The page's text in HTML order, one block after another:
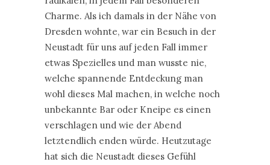
Charme. Als ich damals in der Nähe von
Dresden wohnte, war ein Besuch in der
Neustadt für uns auf jeden Fall immer
etwas Spezielles und man wusste nie,
welche spannende Entdeckung man
wohl dieses Mal machen, in welche noch
unbekannte Bar oder Kneipe es einen
verschlagen und wie der Abend
letztendlich enden würde. Heutzutage
hat sich die Neustadt dieses Gefühl